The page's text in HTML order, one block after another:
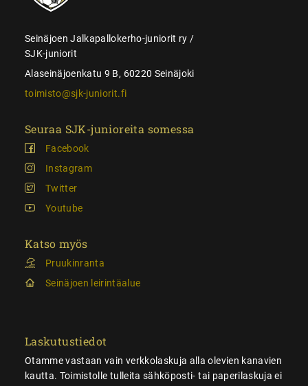
Seinäjoen Jalkapallokerho-juniorit ry /
SJK-juniorit
Alaseinäjoenkatu 9 B, 60220 Seinäjoki
toimisto@sjk-juniorit.fi
Seuraa SJK-junioreita somessa
Facebook
Instagram
Twitter
Youtube
Katso myös
Pruukinranta
Seinäjoen leirintäalue
Laskutustiedot
Otamme vastaan vain verkkolaskuja alla olevien kanavien
kautta. Toimistolle tulleita sähköposti- tai paperilaskuja ei